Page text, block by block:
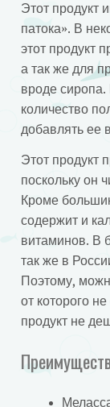
Этот продукт
патока». В
этот продукт
а так же для
вроде сиропа.
количество
добавлять ее
Этот продукт
поскольку он
Кроме
содержит и
витаминов. В
так же в
Поэтому,
от которого
продукт не